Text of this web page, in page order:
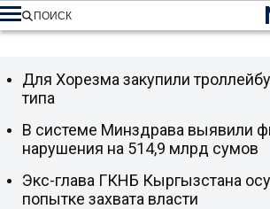
ПОИСК
Для Хорезма закупили
типа
В системе Минздрава выявили
нарушения на 514,9 млрд сумов
Экс-глава ГКНБ Кыргызстана
попытке захвата власти